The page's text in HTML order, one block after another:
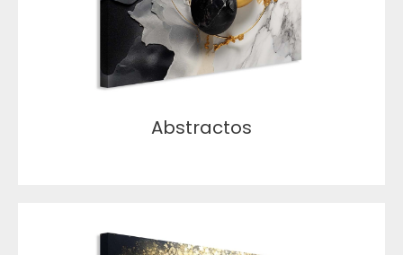
Abstractos